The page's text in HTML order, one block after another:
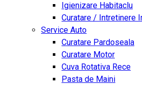
Igienizare Habitaclu
Curatare / Intretinere
Service Auto
Curatare Pardoseala
Curatare Motor
Cuva Rotativa Rece
Pasta de Maini